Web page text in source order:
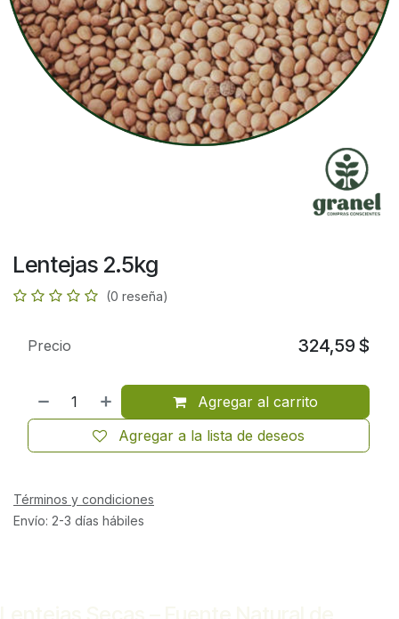
Lentejas 2.5kg
(0 reseña)
Agregar al carrito
Agregar a la lista de deseos
Precio 324,59$
Términos y condiciones
Envío: 2-3 días hábiles